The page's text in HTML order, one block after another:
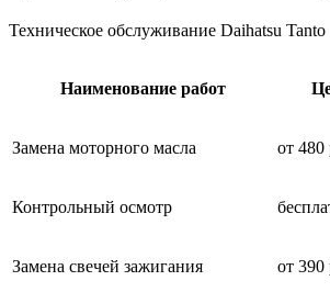
Техническое обслуживание Daihatsu Tanto
Наименование работ
Замена моторного масла от 480
Контрольный осмотр
Замена свечей зажигания от 390